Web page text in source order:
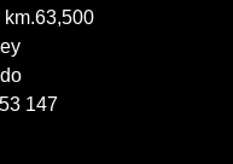
km.63,500
147